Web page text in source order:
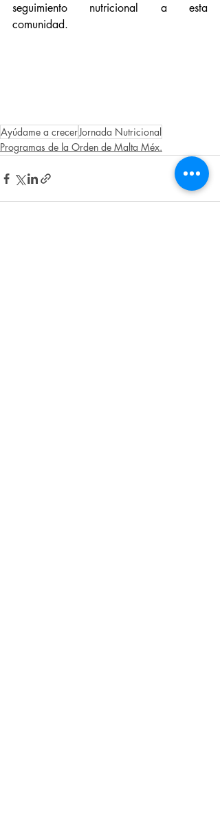
seguimiento nutricional a esta
comunidad.
Ayúdame a crecerJornada Nutricional
Programas de la Orden de Malta Méx.